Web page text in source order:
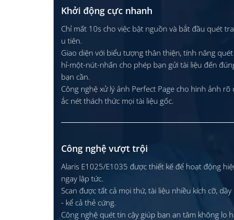
Khởi động cực nhanh
Chỉ mất 10s cho việc bật nguồn và bắt đầu quét
u tiên.
Giao diện với biểu tượng thân thiện, tính năng
hỉ-một-nút-nhấn cho phép bạn gửi tài liệu đến
bạn cần.
Công nghệ xử lý ảnh Perfect Page cho hình ảnh rõ
ắc nét thách thức mọi tài liệu gốc.
Công nghệ vượt trội
Alaris E1025/E1035 được thiết kế để hoạt động
ngay lập tức.
Scan được tất cả mọi thứ, tài liệu nhiều kích cỡ,
- kể cả thẻ cứng.
Công nghệ quét tin cậy giúp bạn an tâm không lo